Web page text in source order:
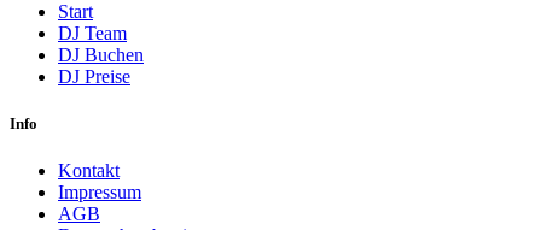
Start
DJ Team
DJ Buchen
DJ Preise
Info
Kontakt
Impressum
AGB